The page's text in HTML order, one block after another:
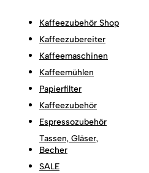
Kaffeezubehör Shop
Kaffeezubereiter
Kaffeemaschinen
Kaffeemühlen
Papierfilter
Kaffeezubehör
Espressozubehör
Tassen, Gläser,
Becher
SALE